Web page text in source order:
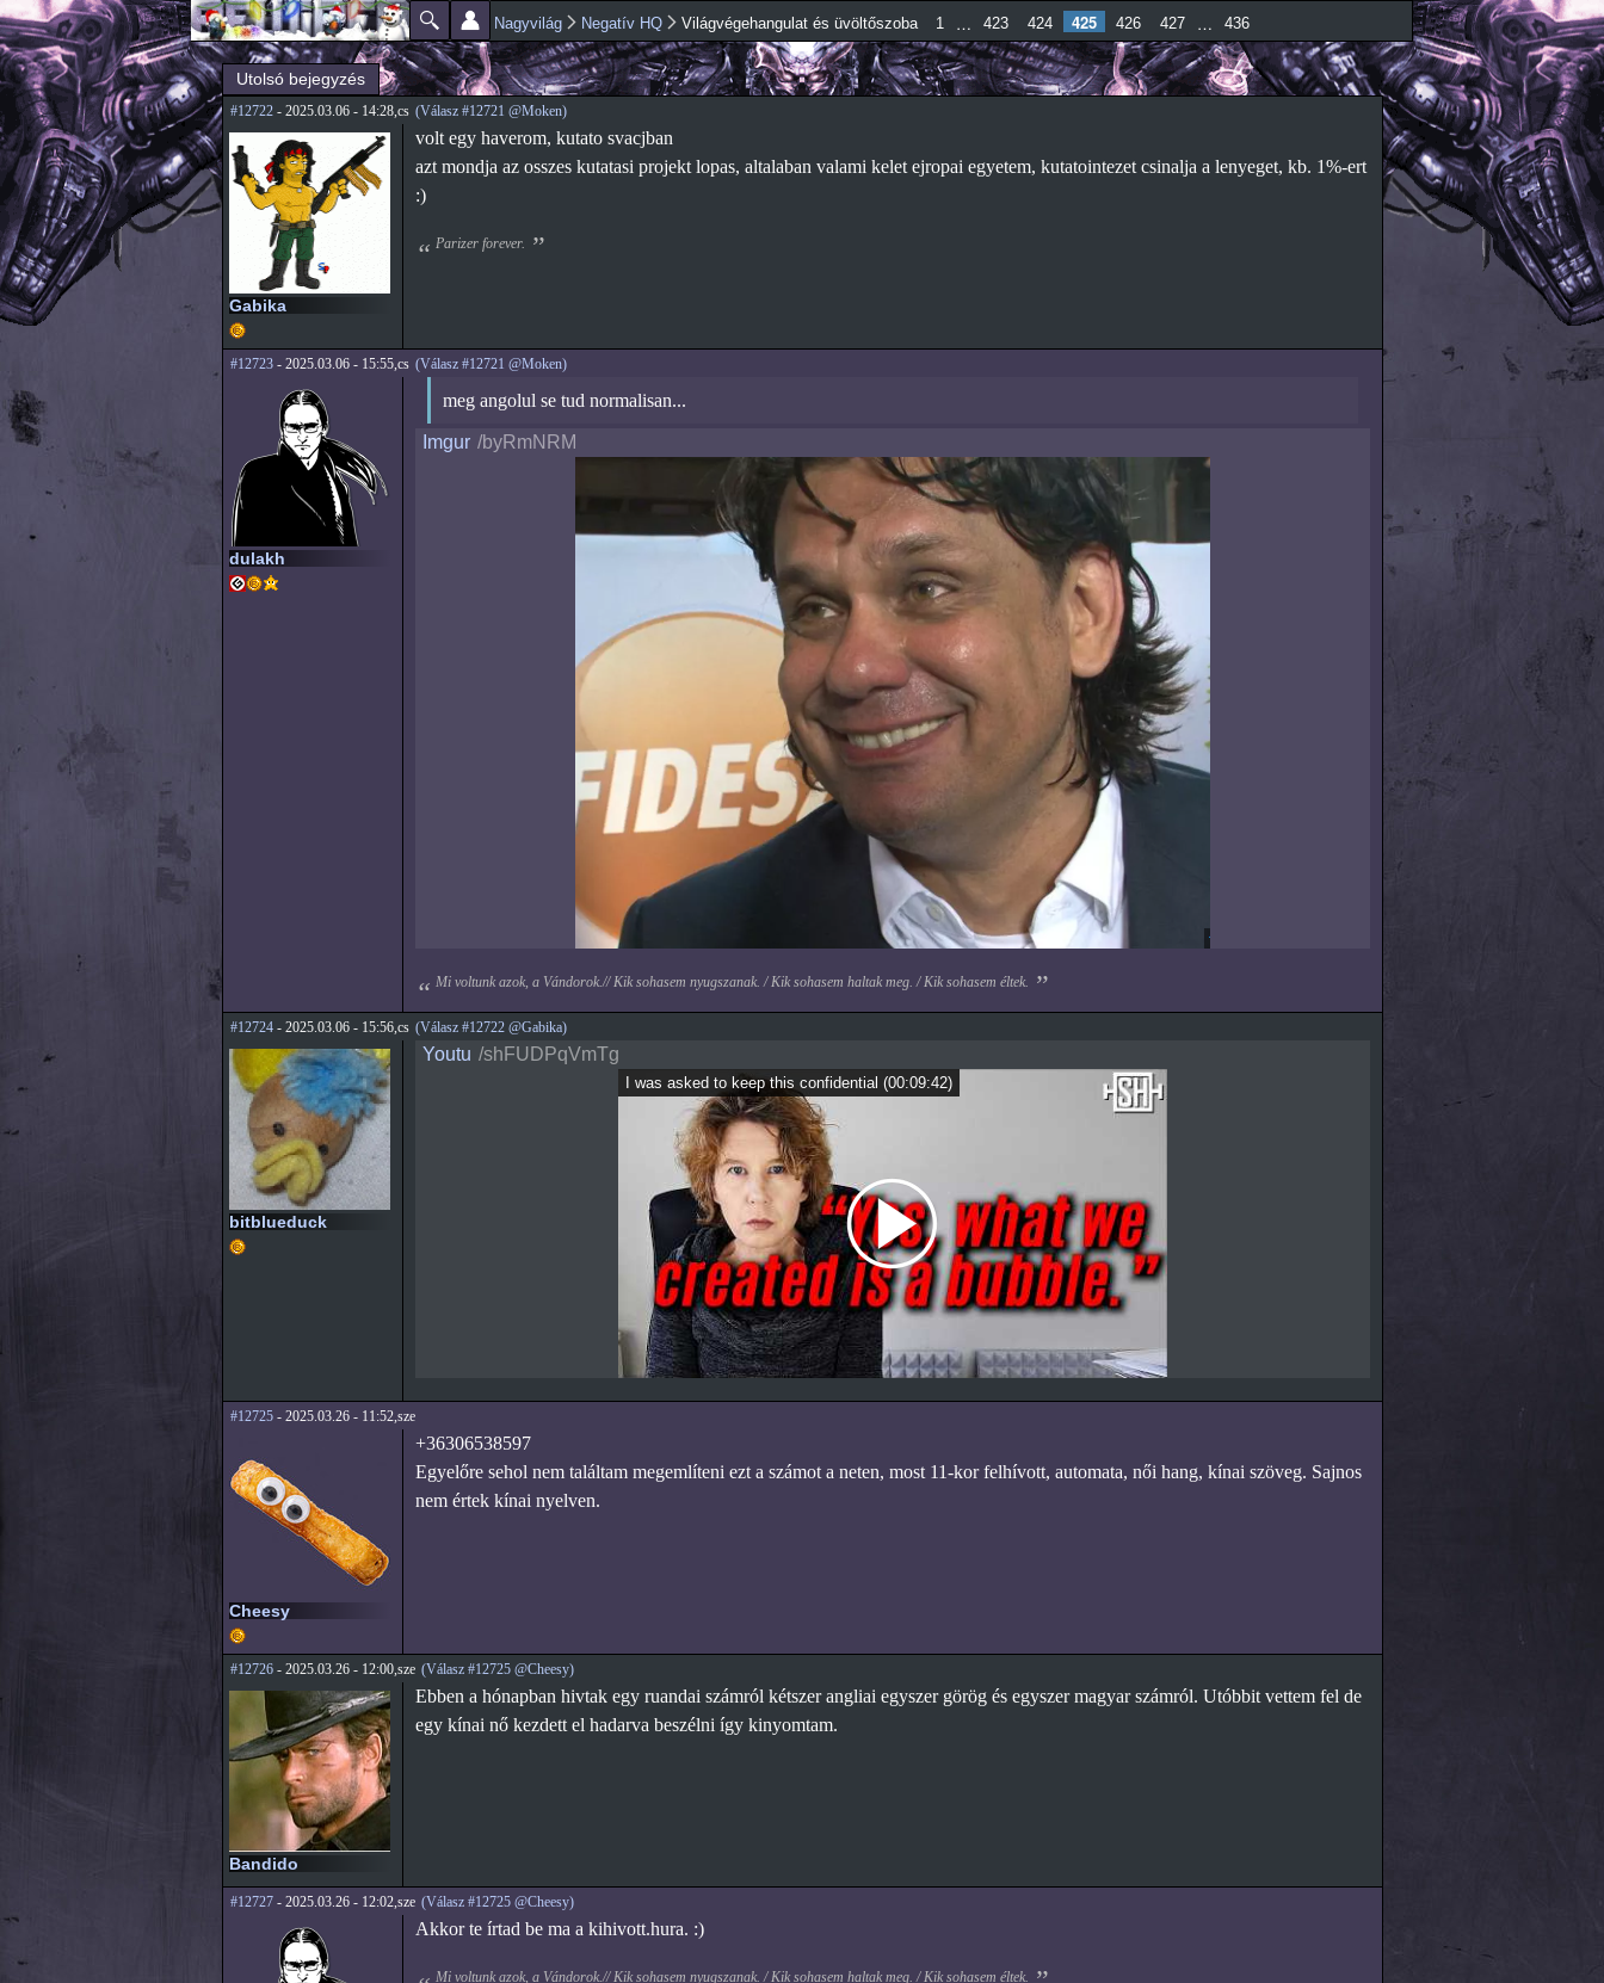
Ugrás a
tartalomra
Főmenü
Jelenlegi hely Nagyvilág Negatív HQ Világvégehangulat és üvöltőszoba 1 … 423 424 425 426 427 … 436
Utolsó bejegyzés
#12722- 2025.03.06 - 14:28,cs (Válasz #12721 @Moken)
Gabika
volt egy haverom, kutato svacjban
azt mondja az osszes kutatasi projekt lopas, altalaban valami kelet ejropai egyetem, kutatointezet csinalja a lenyeget, kb. 1%-ert
:)
Parizer forever.
#12723- 2025.03.06 - 15:55,cs (Válasz #12721 @Moken)
dulakh
meg angolul se tud normalisan...
Imgur /byRmNRM
Mi voltunk azok, a Vándorok.// Kik sohasem nyugszanak. / Kik sohasem haltak meg. / Kik sohasem éltek.
#12724- 2025.03.06 - 15:56,cs (Válasz #12722 @Gabika)
bitblueduck
Youtu /shFUDPqVmTg
I was asked to keep this confidential (00:09:42)
#12725- 2025.03.26 - 11:52,sze
Cheesy
+36306538597
Egyelőre sehol nem találtam megemlíteni ezt a számot a neten, most 11-kor felhívott, automata, női hang, kínai szöveg. Sajnos
nem értek kínai nyelven.
#12726- 2025.03.26 - 12:00,sze (Válasz #12725 @Cheesy)
Bandido
Ebben a hónapban hivtak egy ruandai számról kétszer angliai egyszer görög és egyszer magyar számról. Utóbbit vettem fel de
egy kínai nő kezdett el hadarva beszélni így kinyomtam.
#12727- 2025.03.26 - 12:02,sze (Válasz #12725 @Cheesy)
Akkor te írtad be ma a kihivott.hura. :)
Mi voltunk azok, a Vándorok.// Kik sohasem nyugszanak. / Kik sohasem haltak meg. / Kik sohasem éltek.